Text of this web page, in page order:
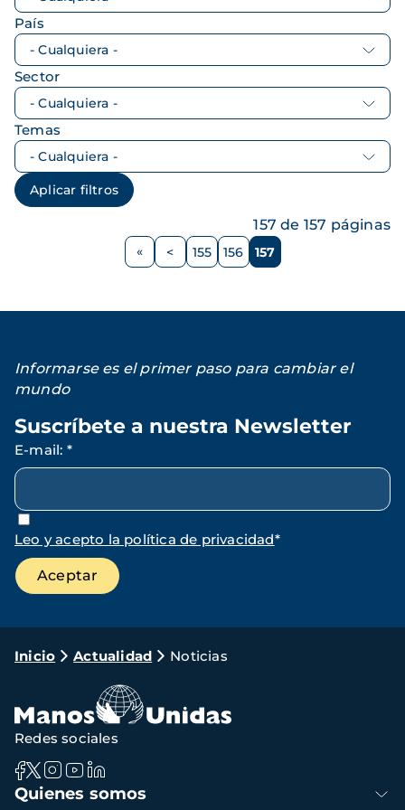
País
Sector
Temas
Página
< Página
155 Página
156 Página
157
157 de 157 páginas
Informarse es el primer paso para cambiar el
mundo
Suscríbete a nuestra Newsletter
E-mail: *
Leo y acepto la política de privacidad*
Ruta
navegación
Inicio Actualidad Noticias
Navegación
Quienes somos
Redes sociales